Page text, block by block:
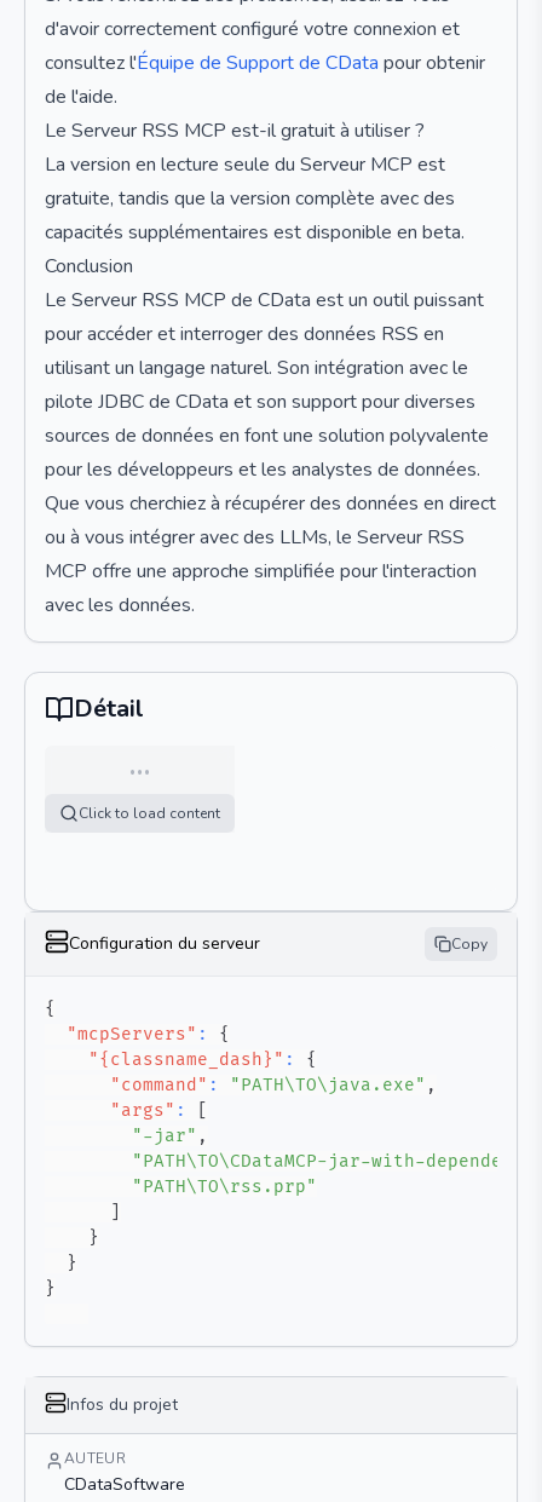
d'avoir correctement configuré votre connexion et
consultez l'Équipe de Support de CData pour obtenir
de l'aide.
Le Serveur RSS MCP est-il gratuit à utiliser ?
La version en lecture seule du Serveur MCP est
gratuite, tandis que la version complète avec des
capacités supplémentaires est disponible en beta.
Conclusion
Le Serveur RSS MCP de CData est un outil puissant
pour accéder et interroger des données RSS en
utilisant un langage naturel. Son intégration avec le
pilote JDBC de CData et son support pour diverses
sources de données en font une solution polyvalente
pour les développeurs et les analystes de données.
Que vous cherchiez à récupérer des données en direct
ou à vous intégrer avec des LLMs, le Serveur RSS
MCP offre une approche simplifiée pour l'interaction
avec les données.
Détail
…
Click to load content
Configuration du serveur Copy
{
"mcpServers" :
{
"{classname_dash}" :
{
"command" : "PATH\TO\java.exe" ,
"args" :
"-jar" ,
"PATH\TO\CDataMCP-jar-with-
"PATH\TO\rss.prp"
}
}
}
Infos du projet
AUTEUR
CDataSoftware